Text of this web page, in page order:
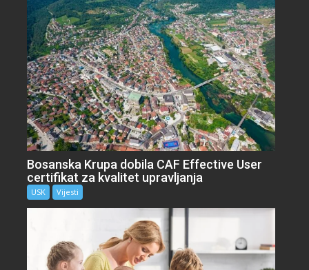
Bosanska Krupa dobila CAF Effective User
certifikat za kvalitet upravljanja
USK Vijesti